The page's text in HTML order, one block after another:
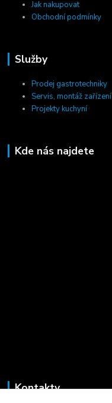
Jak nakupovat
Obchodní podmínky
Služby
Prodej gastrotechniky
Servis, montáž zařízení
Projekty kuchyní
Kde nás najdete
Kontakty